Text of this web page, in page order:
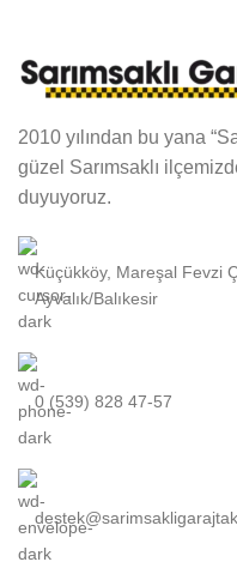
Furniture
2010 yılından bu yana
güzel Sarımsaklı
duyuyoruz.
Küçükköy, Mareşal Fevzi
Ayvalık/Balıkesir
0 (539) 828 47-57